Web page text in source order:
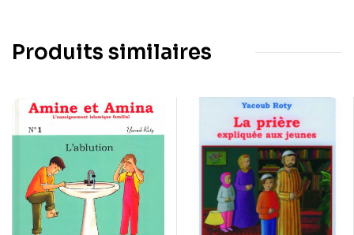
Produits similaires